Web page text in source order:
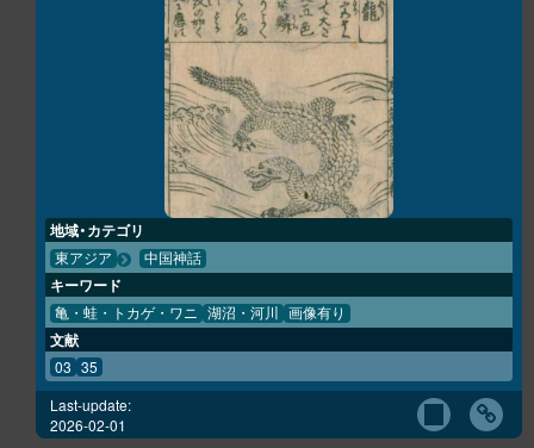
地域・カテゴリ
東アジア 中国神話
キーワード
亀・蛙・トカゲ・ワニ 湖沼・河川 画像有り
文献
03 35
Last-update:
2026-02-01